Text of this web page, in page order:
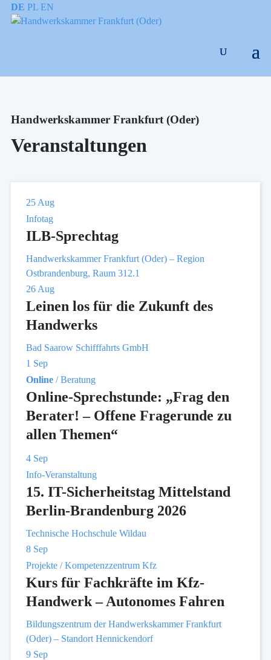
DE PL EN
Handwerkskammer Frankfurt (Oder)
Veranstaltungen
25 Aug
Infotag
ILB-Sprechtag
Handwerkskammer Frankfurt (Oder) – Region
Ostbrandenburg, Raum 312.1
26 Aug
Leinen los für die Zukunft des
Handwerks
Bad Saarow Schifffahrts GmbH
1 Sep
Online/ Beratung
Online-Sprechstunde: „Frag den
Berater! – Offene Fragerunde zu
allen Themen“
4 Sep
Info-Veranstaltung
15. IT-Sicherheitstag Mittelstand
Berlin-Brandenburg 2026
Technische Hochschule Wildau
8 Sep
Projekte / Kompetenzzentrum Kfz
Kurs für Fachkräfte im Kfz-
Handwerk – Autonomes Fahren
Bildungszentrum der Handwerkskammer Frankfurt
(Oder) – Standort Hennickendorf
9 Sep